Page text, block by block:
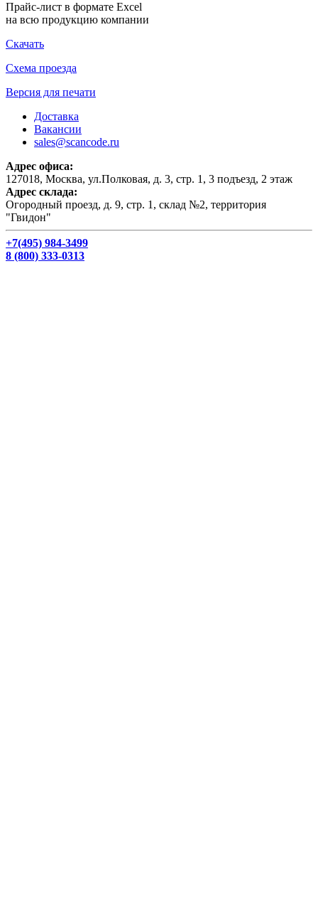
Прайс-лист в формате Excel
на всю продукцию компании
Скачать
Схема проезда
Версия для печати
Доставка
Вакансии
sales@scancode.ru
Адрес офиса:
127018, Москва, ул.Полковая, д. 3, стр. 1, 3 подъезд, 2 этаж
Адрес склада:
Огородный проезд, д. 9, стр. 1, склад №2, территория
"Гвидон"
+7(495) 984-3499
8 (800) 333-0313